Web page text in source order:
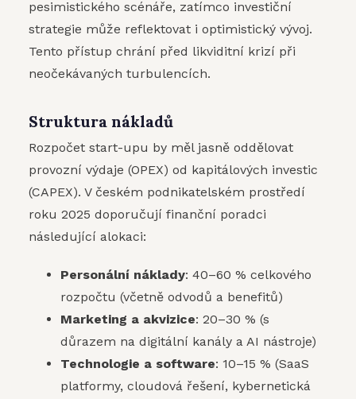
pesimistického scénáře, zatímco investiční
strategie může reflektovat i optimistický vývoj.
Tento přístup chrání před likviditní krizí při
neočekávaných turbulencích.
Struktura nákladů
Rozpočet start-upu by měl jasně oddělovat
provozní výdaje (OPEX) od kapitálových investic
(CAPEX). V českém podnikatelském prostředí
roku 2025 doporučují finanční poradci
následující alokaci:
Personální náklady: 40–60 % celkového
rozpočtu (včetně odvodů a benefitů)
Marketing a akvizice: 20–30 % (s
důrazem na digitální kanály a AI nástroje)
Technologie a software: 10–15 % (SaaS
platformy, cloudová řešení, kybernetická